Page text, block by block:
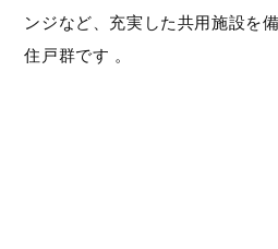
ンジなど、充実した共用施設を
住戸群です 。